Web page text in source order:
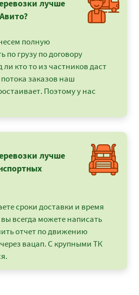
лучше
полную
по грузу по договору
ли кто то из частников даст
потока заказов наш
Поэтому у нас
лучше
сроки доставки и время
всегда можете написать
отчет по движению
вацап. С крупными ТК